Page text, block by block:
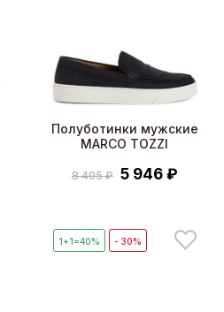
Полуботинки мужские
MARCO TOZZI
8 495 ₽ 5 946 ₽
1+1=40% - 30%